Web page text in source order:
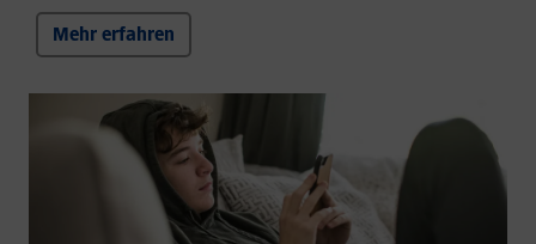
Mehr erfahren